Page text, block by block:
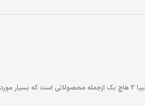
ديفيوزر مشكي سپر عقب تيبا 2 هاچ بك ازجمله